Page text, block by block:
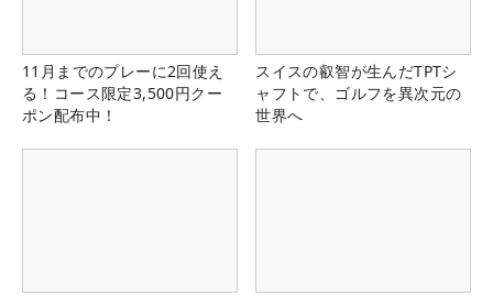
11月までのプレーに2回使え
る！コース限定3,500円クー
ポン配布中！
スイスの叡智が生んだTPTシ
ャフトで、ゴルフを異次元の
世界へ